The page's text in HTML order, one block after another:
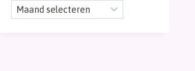
Maand
archief